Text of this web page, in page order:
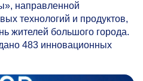
направленной
технологий и продуктов,
жителей большого города.
483 инновационных